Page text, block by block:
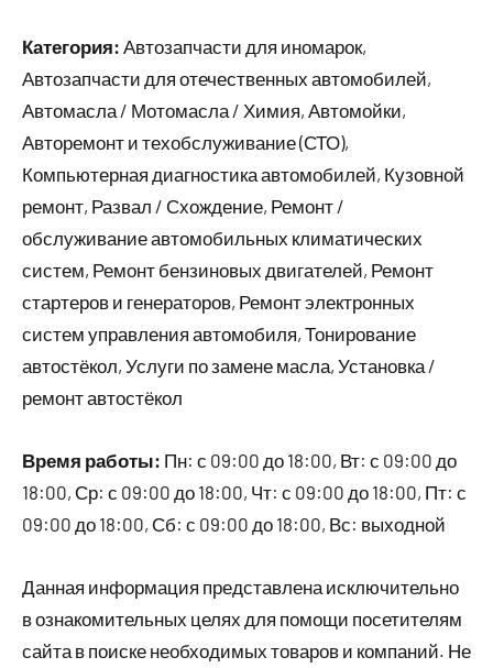
Категория: Автозапчасти для иномарок,
Автозапчасти для отечественных автомобилей,
Автомасла / Мотомасла / Химия, Автомойки,
Авторемонт и техобслуживание (СТО),
Компьютерная диагностика автомобилей, Кузовной
ремонт, Развал / Схождение, Ремонт /
обслуживание автомобильных климатических
систем, Ремонт бензиновых двигателей, Ремонт
стартеров и генераторов, Ремонт электронных
систем управления автомобиля, Тонирование
автостёкол, Услуги по замене масла, Установка /
ремонт автостёкол
Время работы: Пн: с 09:00 до 18:00, Вт: с 09:00 до
18:00, Ср: с 09:00 до 18:00, Чт: с 09:00 до 18:00, Пт: с
09:00 до 18:00, Сб: с 09:00 до 18:00, Вс: выходной
Данная информация представлена исключительно
в ознакомительных целях для помощи посетителям
сайта в поиске необходимых товаров и компаний. Не